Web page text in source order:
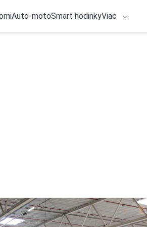
Auto-motoSmart hodinkyViac